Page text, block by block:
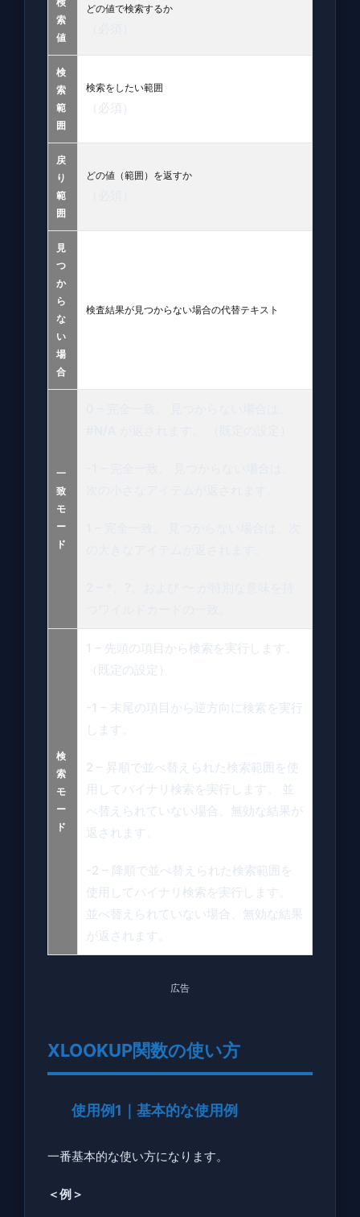
索
値
どの値で検索するか
検
索
範
囲
検索をしたい範囲
（必須）
戻
り
範
囲
どの値（範囲）を返すか
見
つ
か
ら
な
い
場
合
検査結果が見つからない場合の代替テキスト
一
致
モ
ー
ド
検
索
モ
ー
ド
1 – 先頭の項目から検索を実行します。
（既定の設定）
-1 – 末尾の項目から逆方向に検索を実行
します。
2 – 昇順で並べ替えられた検索範囲を使
用してバイナリ検索を実行します。 並
べ替えられていない場合、無効な結果が
返されます。
-2 – 降順で並べ替えられた検索範囲を
使用してバイナリ検索を実行します。
並べ替えられていない場合、無効な結果
が返されます。
広告
XLOOKUP関数の使い方
使用例1｜基本的な使用例
一番基本的な使い方になります。
＜例＞